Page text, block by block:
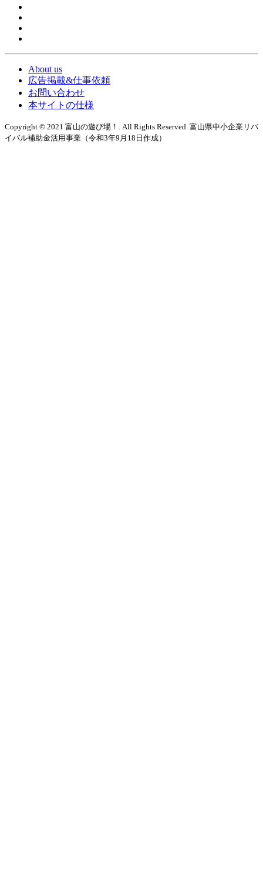
About us
広告掲載&仕事依頼
お問い合わせ
本サイトの仕様
Copyright © 2021 富山の遊び場！. All Rights Reserved. 富山県中小企業リバ
イバル補助金活用事業（令和3年9月18日作成）